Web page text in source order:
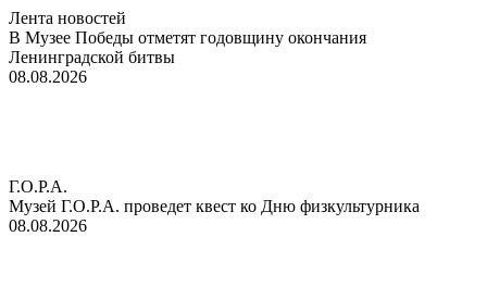
Лента новостей
В Музее Победы отметят годовщину окончания
Ленинградской битвы
08.08.2026
Г.О.Р.А.
Музей Г.О.Р.А. проведет квест ко Дню физкультурника
08.08.2026